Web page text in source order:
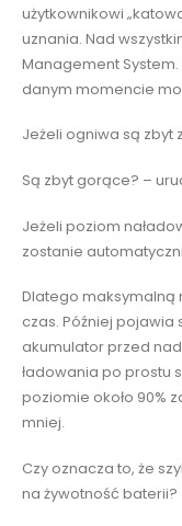
użytkownikowi
uznania. Nad
Management
danym momencie
Jeżeli ogniwa są zbyt
Są zbyt gorące? –
Jeżeli poziom
zostanie
Dlatego maksymalną
czas. Później pojawia
akumulator przed
ładowania po prostu
poziomie około 90%
mniej.
Czy oznacza to, że
na żywotność baterii?